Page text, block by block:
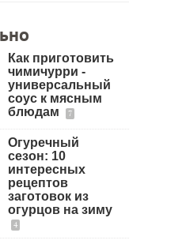
Как приготовить
чимичурри -
универсальный
соус к мясным
блюдам
7
Огуречный
сезон: 10
интересных
рецептов
заготовок из
огурцов на зиму
4